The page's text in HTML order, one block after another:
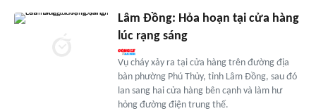
Lâm Đồng: Hỏa hoạn tại cửa hàng
lúc rạng sáng
Vụ cháy xảy ra tại cửa hàng trên đường địa
bàn phường Phú Thủy, tỉnh Lâm Đồng, sau đó
lan sang hai cửa hàng bên cạnh và làm hư
hỏng đường điện trung thế.